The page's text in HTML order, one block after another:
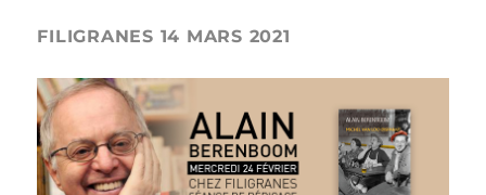
FILIGRANES 14 MARS 2021